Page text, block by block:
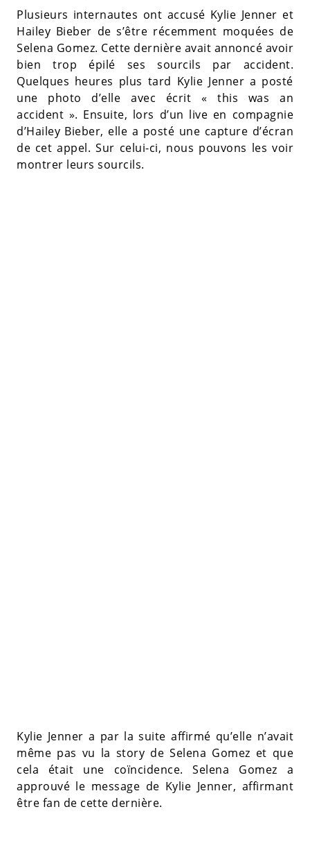
Plusieurs internautes ont accusé Kylie Jenner et
Hailey Bieber de s’être récemment moquées de
Selena Gomez. Cette dernière avait annoncé avoir
bien trop épilé ses sourcils par accident.
Quelques heures plus tard Kylie Jenner a posté
une photo d’elle avec écrit « this was an
accident ». Ensuite, lors d’un live en compagnie
d’Hailey Bieber, elle a posté une capture d’écran
de cet appel. Sur celui-ci, nous pouvons les voir
montrer leurs sourcils.
Kylie Jenner a par la suite affirmé qu’elle n’avait
même pas vu la story de Selena Gomez et que
cela était une coïncidence. Selena Gomez a
approuvé le message de Kylie Jenner, affirmant
être fan de cette dernière.